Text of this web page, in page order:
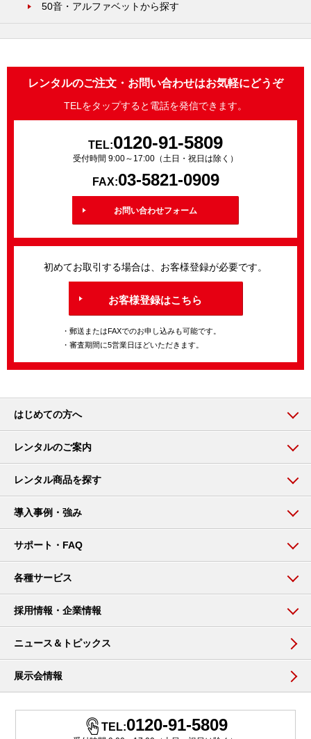
50音・アルファベットから探す
レンタルのご注文・お問い合わせはお気軽にどうぞ
TELをタップすると電話を発信できます。
TEL:0120-91-5809
受付時間 9:00～17:00（土日・祝日は除く）
FAX:03-5821-0909
お問い合わせフォーム
初めてお取引する場合は、お客様登録が必要です。
お客様登録はこちら
・郵送またはFAXでのお申し込みも可能です。
・審査期間に5営業日ほどいただきます。
はじめての方へ
レンタルのご案内
レンタル商品を探す
導入事例・強み
サポート・FAQ
各種サービス
採用情報・企業情報
ニュース＆トピックス
展示会情報
TEL:0120-91-5809